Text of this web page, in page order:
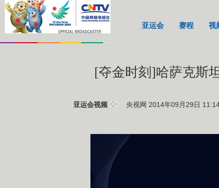
亚运会 赛程 视
[夺金时刻]哈萨克斯
亚运会视频 央视网 2014年09月29日